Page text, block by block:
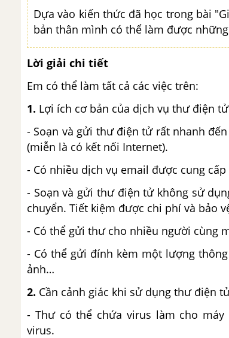
Dựa vào kiến thức đã học trong bài
bản thân mình có thể làm được
Lời giải chi tiết
Em có thể làm tất cả các việc trên:
1. Lợi ích cơ bản của dịch vụ thư điện
- Soạn và gửi thư điện tử rất nhanh
(miễn là có kết nối Internet).
- Có nhiều dịch vụ email được cung
- Soạn và gửi thư điện tử không sử
chuyển. Tiết kiệm được chi phí và bảo
- Có thể gửi thư cho nhiều người cùng
- Có thể gửi đính kèm một lượng
ảnh…
2. Cần cảnh giác khi sử dụng thư điện
- Thư có thể chứa virus làm cho
virus.